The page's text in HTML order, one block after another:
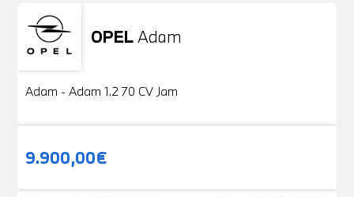
OPELAdam
Usato
Adam - Adam 1.2 70 CV Jam
9.900,00€